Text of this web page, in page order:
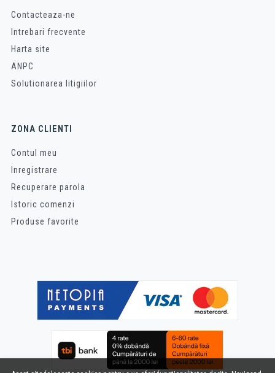
Contacteaza-ne
Intrebari frecvente
Harta site
ANPC
Solutionarea litigiilor
ZONA CLIENTI
Contul meu
Inregistrare
Recuperare parola
Istoric comenzi
Produse favorite